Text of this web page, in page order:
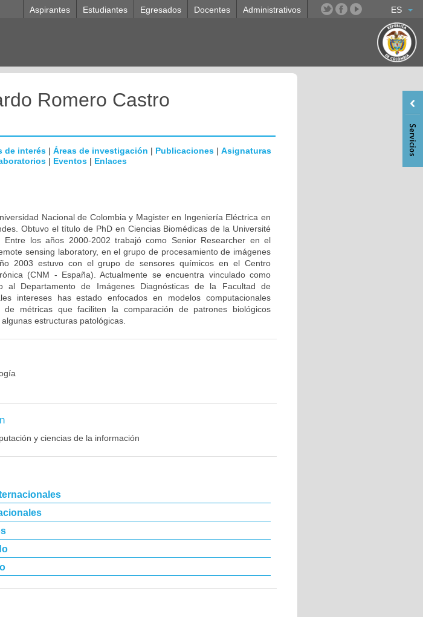
ES
Aspirantes Estudiantes Egresados Docentes Administrativos
Romero Castro
de interés | Áreas de investigación | Publicaciones | Asignaturas
| Eventos | Enlaces
Nacional de Colombia y Magister en Ingeniería Eléctrica en
Obtuvo el título de PhD en Ciencias Biomédicas de la Université
Entre los años 2000-2002 trabajó como Senior Researcher en el
sensing laboratory, en el grupo de procesamiento de imágenes
2003 estuvo con el grupo de sensores químicos en el Centro
(CNM - España). Actualmente se encuentra vinculado como
al Departamento de Imágenes Diagnósticas de la Facultad de
intereses has estado enfocados en modelos computacionales
de métricas que faciliten la comparación de patrones biológicos
estructuras patológicas.
y ciencias de la información